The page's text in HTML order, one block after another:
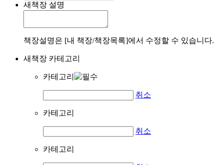
새책장 설명
책장설명은 [내 책장/책장목록]에서 수정할 수 있습니다.
새책장 카테고리
카테고리
취소
카테고리
취소
카테고리